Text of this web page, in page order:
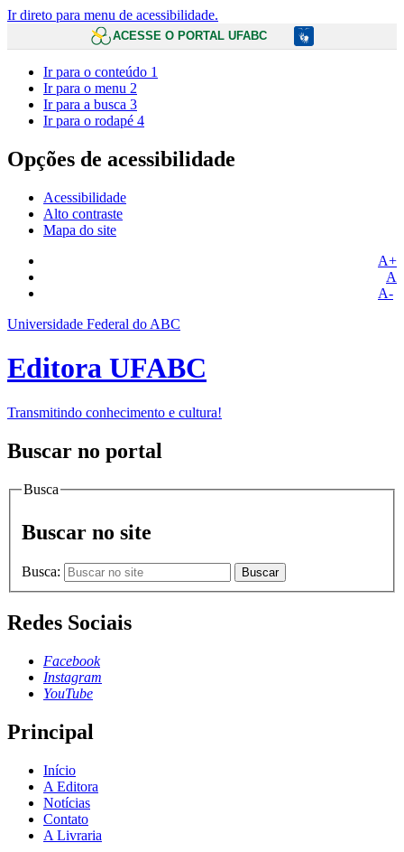
Ir direto para menu de acessibilidade.
ACESSE O PORTAL UFABC
Ir para o conteúdo 1
Ir para o menu 2
Ir para a busca 3
Ir para o rodapé 4
Opções de acessibilidade
Acessibilidade
Alto contraste
Mapa do site
A+
A
A-
Universidade Federal do ABC
Editora UFABC
Transmitindo conhecimento e cultura!
Buscar no portal
Busca
Buscar no site
Busca: Buscar
Redes Sociais
Facebook
Instagram
YouTube
Principal
Início
A Editora
Notícias
Contato
A Livraria